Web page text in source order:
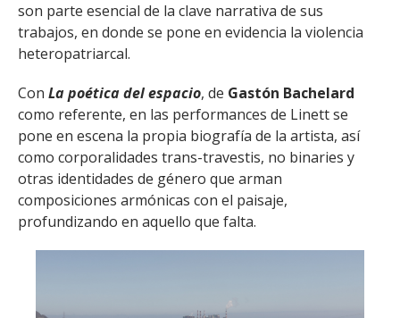
son parte esencial de la clave narrativa de sus
trabajos, en donde se pone en evidencia la violencia
heteropatriarcal.
Con La poética del espacio, de Gastón Bachelard
como referente, en las performances de Linett se
pone en escena la propia biografía de la artista, así
como corporalidades trans-travestis, no binaries y
otras identidades de género que arman
composiciones armónicas con el paisaje,
profundizando en aquello que falta.